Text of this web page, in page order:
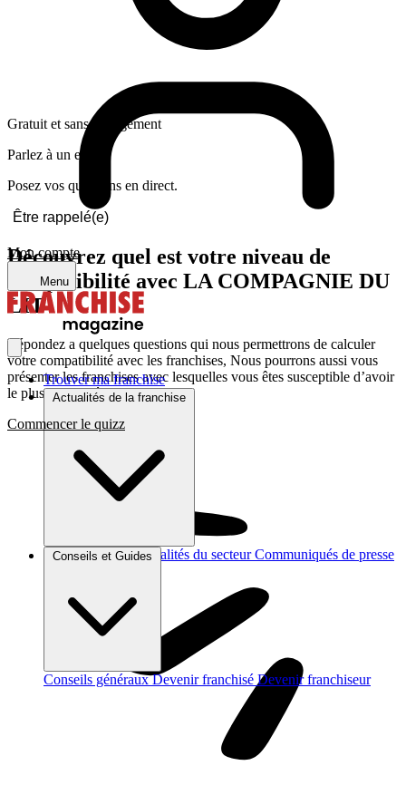
Mon compte
Menu
Trouver ma franchise
Actualités de la franchise
Brèves et actus Actualités du secteur Communiqués de presse
Conseils et Guides
Conseils généraux Devenir franchisé Devenir franchiseur
Gratuit et sans engagement
Parlez à un expert
Posez vos questions en direct.
Être rappelé(e)
Découvrez quel est votre niveau de
compatibilité avec LA COMPAGNIE DU
LIT
Répondez a quelques questions qui nous permettrons de calculer
votre compatibilité avec les franchises, Nous pourrons aussi vous
présenter les franchises avec lesquelles vous êtes susceptible d’avoir
le plus d’affinité
Commencer le quizz